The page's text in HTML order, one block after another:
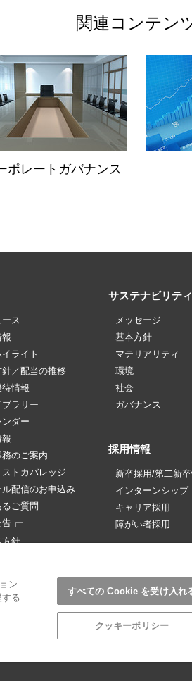
関連コンテン
ポレートガバナンス
ース
ライト
針／配当の推移
情報
ブラリー
ンダー
のご案内
ストカバレッジ
ル配信のお申込み
るご質問
告
方針
サステナビリティ
メッセージ
基本方針
マテリアリティ
環境
社会
ガバナンス
採用情報
新卒採用/第二新
インターンシップ
キャリア採用
障がい者採用
ン
る
すべての Cookie を受け入れ
クッキーポリシー